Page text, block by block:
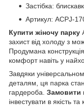
Застібка:
Артикул: ACPJ-
Купити жіночу парку
захист від холоду з
Продумана
комфорт навіть у
Завдяки
деталям, ця парка
гардероба. Замовити
інвестувати в якість